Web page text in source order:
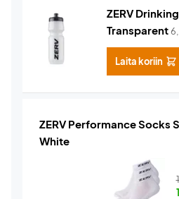
ZERV
Transparent
Laita koriin
ZERV Performance Socks
White